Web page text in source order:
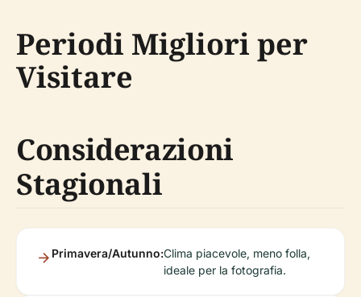
Periodi Migliori per
Visitare
Considerazioni
Stagionali
Primavera/Autunno:Clima piacevole, meno folla,
ideale per la fotografia.